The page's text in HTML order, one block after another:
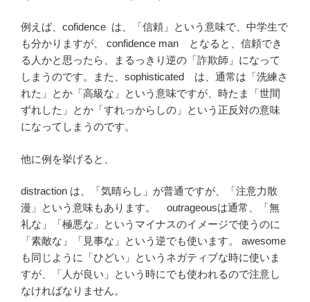
例えば、cofidence は、「信頼」という意味で、中学生で
も分かりますが、 confidence man となると、信頼でき
る人かと思ったら、まるっきり逆の「詐欺師」になって
しまうのです。また、sophisticated は、通常は「洗練さ
れた」とか「高級な」という意味ですが、時たま「世間
ずれした」とか「すれっからしの」という正反対の意味
になってしまうのです。
他に例を挙げると、
distraction は、「気晴らし」が普通ですが、「注意力散
漫」という意味もあります。 outrageousは通常、「無
礼な」「極悪な」というマイナスのイメージで使うのに
「素敵な」「見事な」という逆でも使います。 awesome
も同じように「ひどい」というネガティブな時に使いま
すが、「人が良い」という時にでも使われるので注意し
なければなりません。